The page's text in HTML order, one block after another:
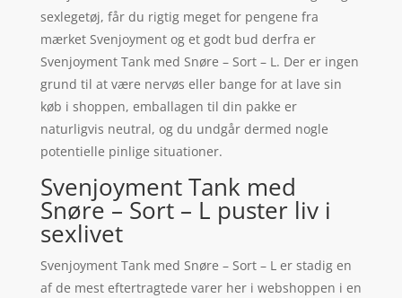
sexlegetøj, får du rigtig meget for pengene fra
mærket Svenjoyment og et godt bud derfra er
Svenjoyment Tank med Snøre – Sort – L. Der er ingen
grund til at være nervøs eller bange for at lave sin
køb i shoppen, emballagen til din pakke er
naturligvis neutral, og du undgår dermed nogle
potentielle pinlige situationer.
Svenjoyment Tank med
Snøre – Sort – L puster liv i
sexlivet
Svenjoyment Tank med Snøre – Sort – L er stadig en
af de mest eftertragtede varer her i webshoppen i en